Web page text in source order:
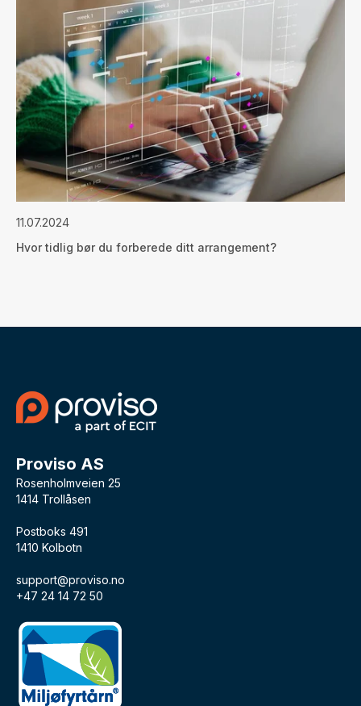
11.07.2024
Hvor tidlig bør du forberede ditt arrangement?
Proviso AS
Rosenholmveien 25
1414 Trollåsen
Postboks 491
1410 Kolbotn
support@proviso.no
+47 24 14 72 50